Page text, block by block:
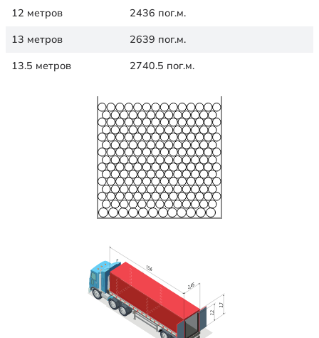
12 метров 2436 пог.м.
13 метров 2639 пог.м.
13.5 метров 2740.5 пог.м.